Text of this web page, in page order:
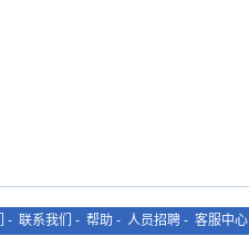
- 联系我们 - 帮助 - 人员招聘 - 客服中心